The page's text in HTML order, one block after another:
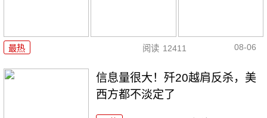
最热 阅读 12411 08-06
信息量很大！歼20越肩反杀，美
西方都不淡定了